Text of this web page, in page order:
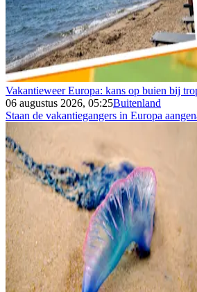
Vakantieweer Europa: kans op buien bij
06 augustus 2026, 05:25Buitenland
Staan de vakantiegangers in Europa